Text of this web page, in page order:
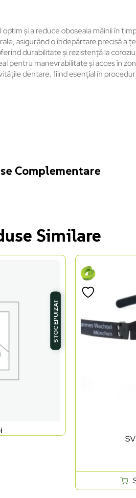
și a reduce oboseala mâinii în
asigurând o îndepărtare precisă a
durabilitate și rezistență la
pentru manevrabilitate și acces în
dentare, fiind esențial în
Complementare
Similare
STOC EPUIZAT